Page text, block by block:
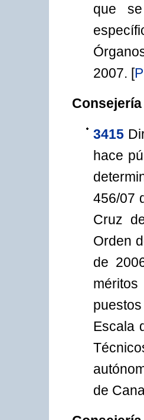
que
2007. [
3415
hace
456/07
Cruz
Orden
de
Escala
de